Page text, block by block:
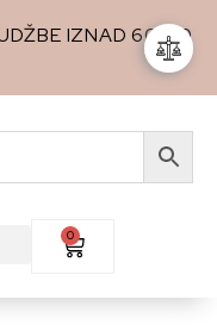
IZNAD 60,00
0